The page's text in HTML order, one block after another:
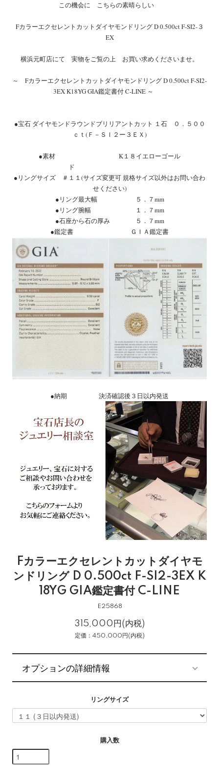
この機会に こちらの素晴らしい
Fカラーエクセレントカットダイヤモンドリング D 0.500ct F-SI2-３
EX
横浜元町店にて 実物をご覧の上 お買い求めくださいませ。
～ Fカラーエクセレントカットダイヤモンドリング D 0.500ct F-SI2-
3EX K18YG GIA鑑定書付 C-LINE ～
●宝石 ダイヤモンドラウンドブリリアントカット １石 ０．５００
ｃｔ(Ｆ－ＳＩ２ー３ＥＸ)
●素材 K１８イエローゴール
ド
●リングサイズ ＃１１(サイズ変更可 規格サイズ以外はお問い合わ
せください)
●リング最大幅 ５．７mm
●リング腕幅 １．７mm
●石座から石の厚み ５．７mm
●鑑定書 ＧＩＡ鑑定書
●納期 決済確認後３日以内発送
Fカラーエクセレントカットダイヤモ
ンドリング D 0.500ct F-SI2-3EX K
18YG GIA鑑定書付 C-LINE
E25868
315,000円(内税)
定価：450,000円(内税)
オプションの詳細情報
リングサイズ
購入数